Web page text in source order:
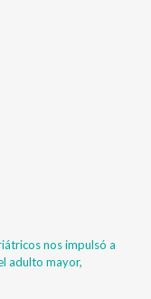
nos impulsó a
adulto mayor,